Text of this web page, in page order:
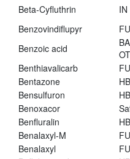
Beta-Cyfluthrin
IN
Benzovindiflupyr
FU
Benzoic acid
OT
Benthiavalicarb
FU
Bentazone
HB
Bensulfuron
HB
Benoxacor
Benfluralin
HB
Benalaxyl-M
FU
Benalaxyl
FU